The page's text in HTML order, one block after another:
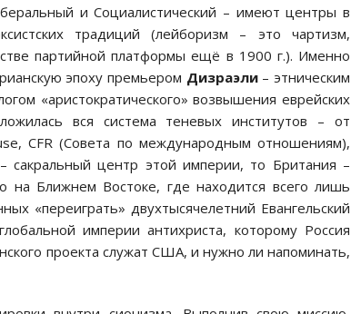
и Социалистический – имеют центры в
традиций (лейборизм – это чартизм,
партийной платформы ещё в 1900 г.). Именно
эпоху премьером Дизраэли– этническим
«аристократического» возвышения еврейских
вся система теневых институтов – от
CFR (Совета по международным отношениям),
сакральный центр этой империи, то Британия –
на Ближнем Востоке, где находится всего лишь
«переиграть» двухтысячелетний Евангельский
империи антихриста, которому Россия
проекта служат США, и нужно ли напоминать,